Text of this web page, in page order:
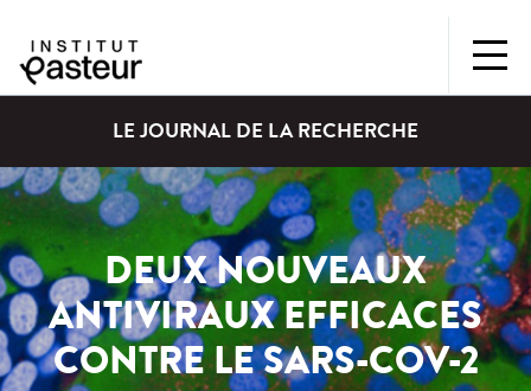
LE JOURNAL DE LA RECHERCHE
DEUX NOUVEAUX
ANTIVIRAUX EFFICACES
CONTRE LE SARS-COV-2